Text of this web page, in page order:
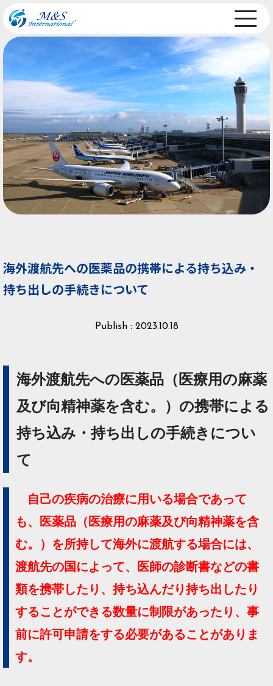
海外渡航先への医薬品の携帯による持ち込み・
持ち出しの手続きについて
Publish : 2023.10.18
海外渡航先への医薬品（医療用の麻薬
及び向精神薬を含む。）の携帯による
持ち込み・持ち出しの手続きについ
て
自己の疾病の治療に用いる場合であって
も、医薬品（医療用の麻薬及び向精神薬を含
む。）を所持して海外に渡航する場合には、
渡航先の国によって、医師の診断書などの書
類を携帯したり、持ち込んだり持ち出したり
することができる数量に制限があったり、事
前に許可申請をする必要があることがありま
す。